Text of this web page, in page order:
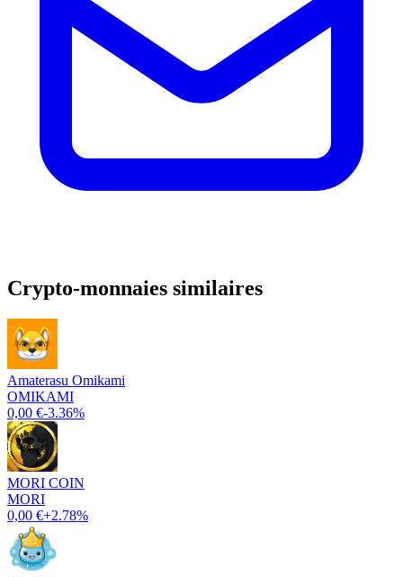
Crypto-monnaies similaires
Amaterasu Omikami
OMIKAMI
0,00 €-3.36%
MORI COIN
MORI
0,00 €+2.78%